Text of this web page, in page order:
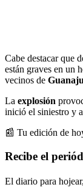
Cabe destacar que
están graves en un
vecinos de
La explosión
inició el siniestro y
📰 Tu edición de
Recibe el
El diario para